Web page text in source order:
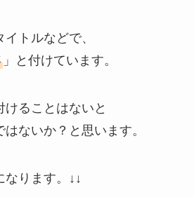
トルなどで、
」と付けています。
けることはないと
ないか？と思います。
なります。↓↓